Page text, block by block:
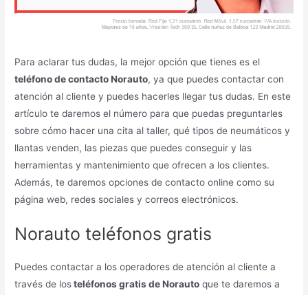
Para aclarar tus dudas, la mejor opción que tienes es el
teléfono de contacto Norauto, ya que puedes contactar con
atención al cliente y puedes hacerles llegar tus dudas. En este
artículo te daremos el número para que puedas preguntarles
sobre cómo hacer una cita al taller, qué tipos de neumáticos y
llantas venden, las piezas que puedes conseguir y las
herramientas y mantenimiento que ofrecen a los clientes.
Además, te daremos opciones de contacto online como su
página web, redes sociales y correos electrónicos.
Norauto teléfonos gratis
Puedes contactar a los operadores de atención al cliente a
través de losteléfonos gratis de Norauto que te daremos a